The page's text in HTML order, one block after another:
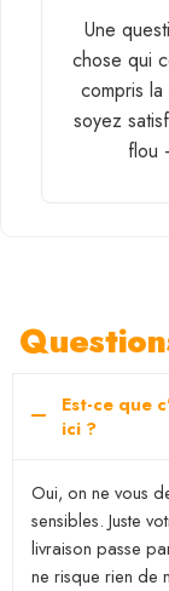
Une
chose qui
compris
soyez
flou
Est-ce que
ici ?
Oui, on ne vous
sensibles. Juste
livraison passe
ne risque rien de